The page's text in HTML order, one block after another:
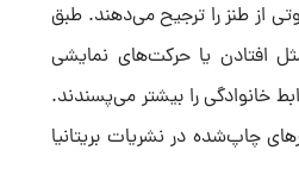
از طنز را ترجیح می‌دهند. طبق
افتادن یا حرکت‌های نمایشی
خانوادگی را بیشتر می‌پسندند.
چاپ‌شده در نشریات بریتانیا